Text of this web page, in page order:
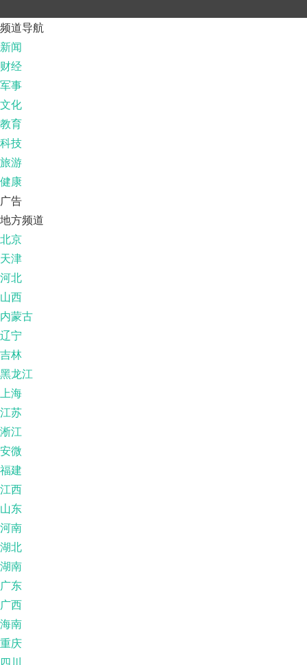
频道导航
新闻
财经
军事
文化
教育
科技
旅游
健康
广告
地方频道
北京
天津
河北
山西
内蒙古
辽宁
吉林
黑龙江
上海
江苏
淅江
安微
福建
江西
山东
河南
湖北
湖南
广东
广西
海南
重庆